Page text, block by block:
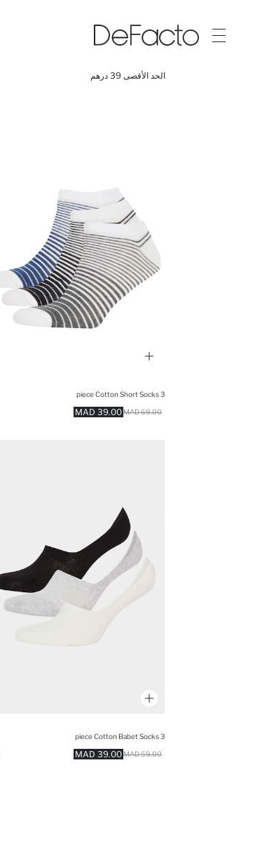
الحد الأقصى 39 درهم
3 piece Cotton Short Socks
39.00 MAD 69.00 MAD
3 piece Cotton Babet Socks
39.00 MAD 59.00 MAD